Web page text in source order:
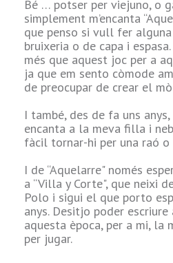
inclòs.
No per
sinó per
recordo
nostre
dimoni
part final
mòdul de
“Rincón"
“bitxo-
espavilat
sempre
Bé … potser per viejuno, o
simplement m’encanta
que penso si vull fer
bruixeria o de capa i
més que aquest joc per a
ja que em sento còmode
de preocupar de crear el
I també, des de fa uns
encanta a la meva filla i
fàcil tornar-hi per una raó o
I de “Aquelarre" només
a “Villa y Corte", que neixi
Polo i sigui el que porto
anys. Desitjo poder
aquesta època, per a mi, la
per jugar.